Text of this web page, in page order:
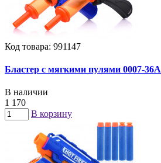
Код товара: 991147
Бластер с мягкими пулями 0007-36A
В наличии
1 170
В корзину